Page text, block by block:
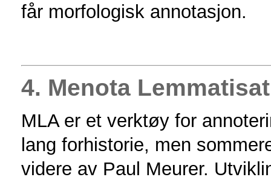
får morfologisk annotasjon.
4. Menota
MLA er et verktøy for
lang forhistorie, men
videre av Paul Meurer.